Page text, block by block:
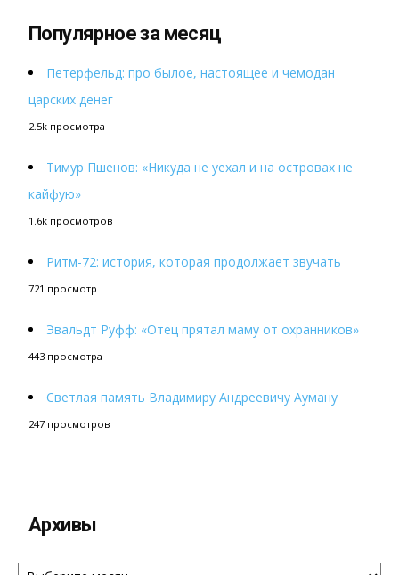
Популярное за месяц
Петерфельд: про былое, настоящее и чемодан
царских денег
2.5k просмотра
Тимур Пшенов: «Никуда не уехал и на островах не
кайфую»
1.6k просмотров
Ритм-72: история, которая продолжает звучать
721 просмотр
Эвальдт Руфф: «Отец прятал маму от охранников»
443 просмотра
Светлая память Владимиру Андреевичу Ауману
247 просмотров
Архивы
Архивы